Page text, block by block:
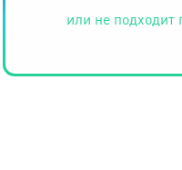
или не подходит